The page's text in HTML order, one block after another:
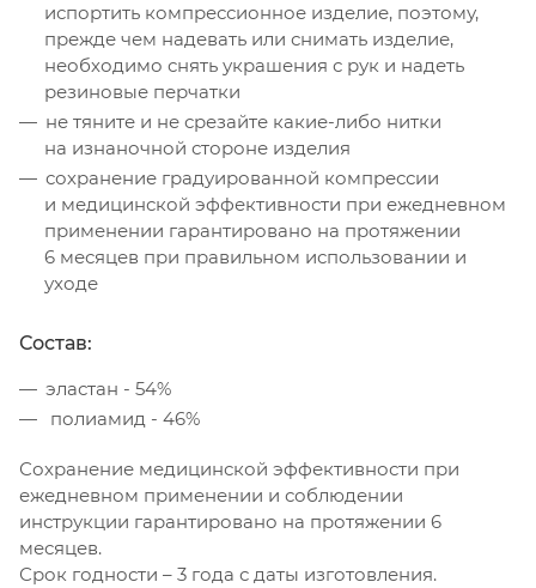
испортить компрессионное изделие, поэтому,
прежде чем надевать или снимать изделие,
необходимо снять украшения с рук и надеть
резиновые перчатки
не тяните и не срезайте какие-либо нитки
на изнаночной стороне изделия
сохранение градуированной компрессии
и медицинской эффективности при ежедневном
применении гарантировано на протяжении
6 месяцев при правильном использовании и
уходе
Состав:
эластан - 54%
полиамид - 46%
Сохранение медицинской эффективности при
ежедневном применении и соблюдении
инструкции гарантировано на протяжении 6
месяцев.
Срок годности – 3 года с даты изготовления.